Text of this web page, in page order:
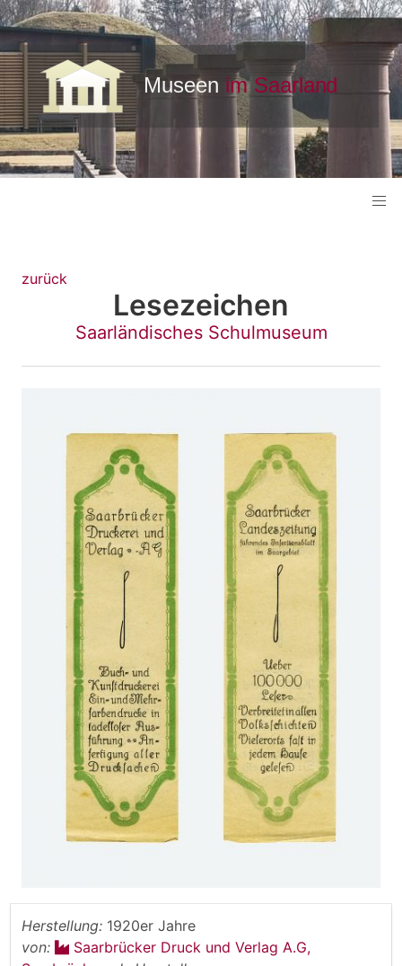
zurück
Lesezeichen
Saarländisches Schulmuseum
Herstellung: 1920er Jahre
von:
Saarbrücker Druck und Verlag A.G,